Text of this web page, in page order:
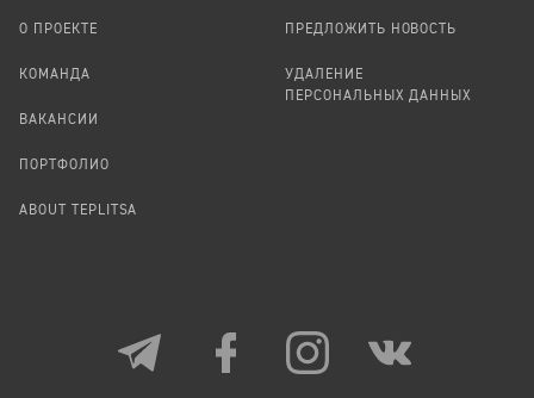
О ПРОЕКТЕ
КОМАНДА
ВАКАНСИИ
ПОРТФОЛИО
ABOUT TEPLITSA
ПРЕДЛОЖИТЬ НОВОСТЬ
УДАЛЕНИЕ
ПЕРСОНАЛЬНЫХ ДАННЫХ